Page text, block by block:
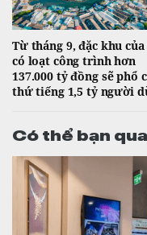
Từ tháng 9, đặc khu của
có loạt công trình hơn
137.000 tỷ đồng sẽ phổ
thứ tiếng 1,5 tỷ người
Có thể bạn